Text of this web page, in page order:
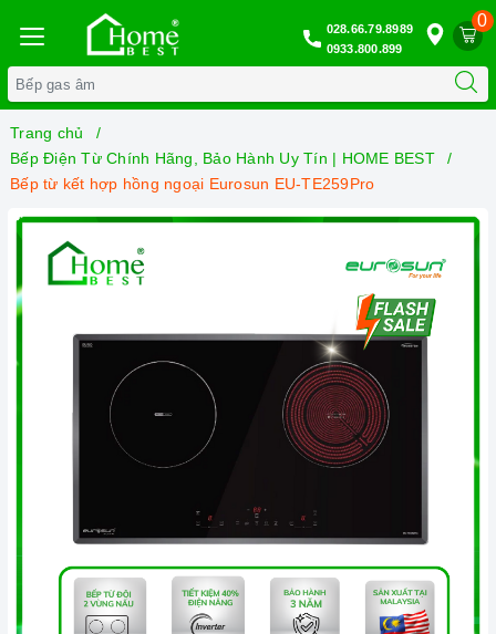
0
028.66.79.8989
0933.800.899
Trang chủ
Bếp Điện Từ Chính Hãng, Bảo Hành Uy Tín | HOME BEST
Bếp từ kết hợp hồng ngoại Eurosun EU-TE259Pro